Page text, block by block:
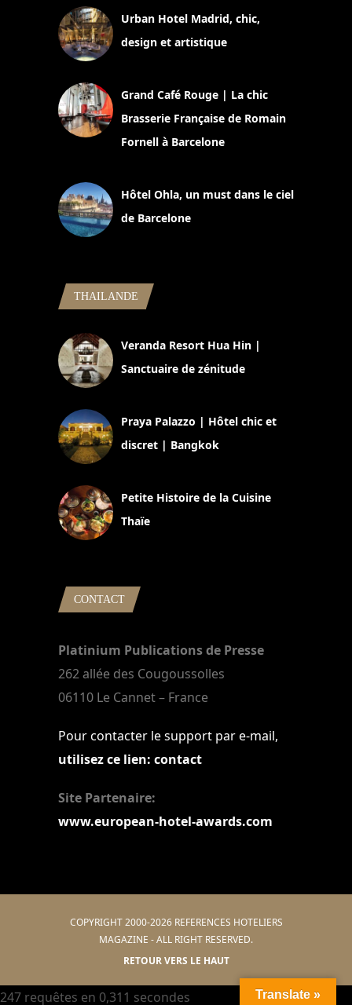
Urban Hotel Madrid, chic,
design et artistique
Grand Café Rouge | La chic
Brasserie Française de Romain
Fornell à Barcelone
Hôtel Ohla, un must dans le ciel
de Barcelone
THAILANDE
Veranda Resort Hua Hin |
Sanctuaire de zénitude
Praya Palazzo | Hôtel chic et
discret | Bangkok
Petite Histoire de la Cuisine
Thaïe
CONTACT
Platinium Publications de Presse
262 allée des Cougoussolles
06110 Le Cannet – France
Pour contacter le support par e-mail,
utilisez ce lien: contact
Site Partenaire:
www.european-hotel-awards.com
COPYRIGHT 2000-2026 REFERENCES HOTELIERS
MAGAZINE - ALL RIGHT RESERVED.
RETOUR VERS LE HAUT
Translate »
247 requêtes en 0,311 secondes